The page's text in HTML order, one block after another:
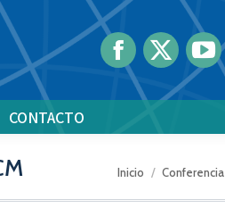
CONTACTO
Estás aquí:
Inicio Conferencia